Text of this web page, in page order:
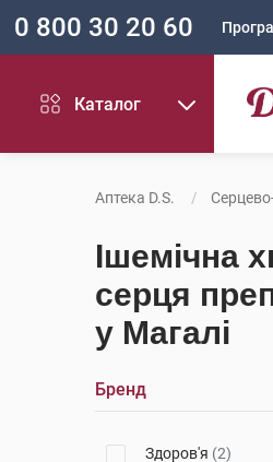
0 800 30 20 60
Каталог
Аптека D.S.
Ішемічна
серця
у Магалі
Бренд
Здоров'я (2)